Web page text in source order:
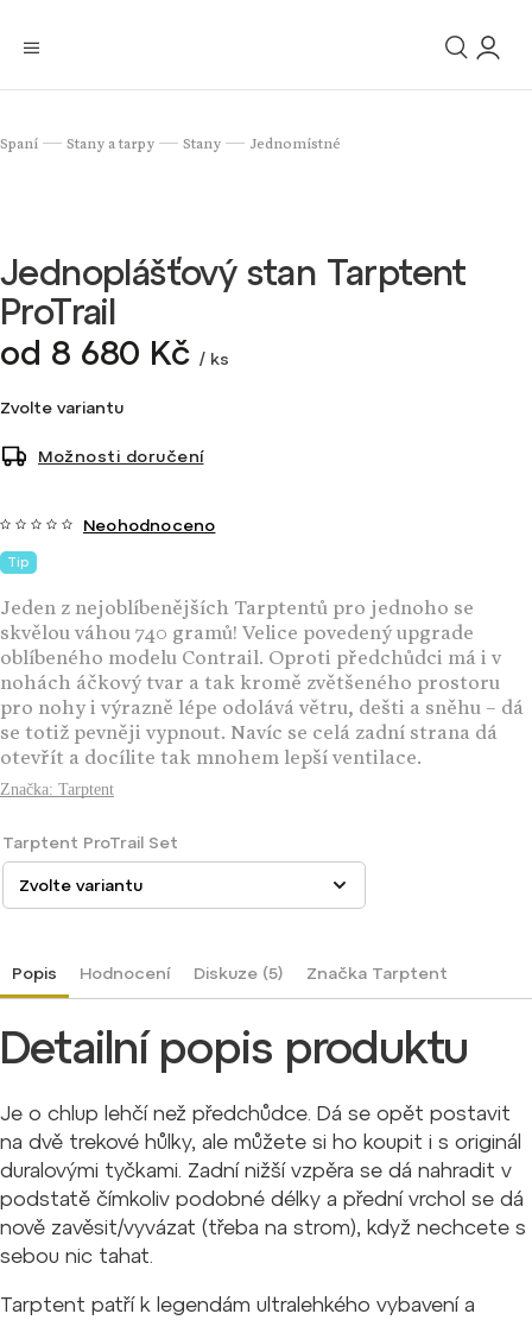
Spaní / Stany a tarpy / Stany / Jednomístné
Jednoplášťový stan Tarptent
ProTrail
od 8 680 Kč / ks
Zvolte variantu
Možnosti doručení
Tip
Neohodnoceno
Jeden z nejoblíbenějších Tarptentů pro jednoho se
skvělou váhou 740 gramů! Velice povedený upgrade
oblíbeného modelu Contrail. Oproti předchůdci má i v
nohách áčkový tvar a tak kromě zvětšeného prostoru
pro nohy i výrazně lépe odolává větru, dešti a sněhu – dá
se totiž pevněji vypnout. Navíc se celá zadní strana dá
otevřít a docílite tak mnohem lepší ventilace.
Značka: Tarptent
Tarptent ProTrail Set
Popis Hodnocení Diskuze (5) ZnačkaTarptent
Detailní popis produktu
Je o chlup lehčí než předchůdce. Dá se opět postavit
na dvě trekové hůlky, ale můžete si ho koupit i s originál
duralovými tyčkami. Zadní nižší vzpěra se dá nahradit v
podstatě čímkoliv podobné délky a přední vrchol se dá
nově zavěsit/vyvázat (třeba na strom), když nechcete s
sebou nic tahat.
Tarptent patří k legendám ultralehkého vybavení a